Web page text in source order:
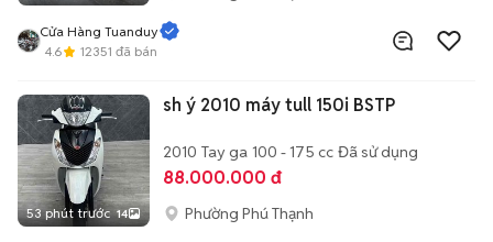
Cửa Hàng Tuanduy
4.6
12351 đã bán
53 phút trước 14
sh ý 2010 máy tull 150i BSTP
2010 Tay ga 100 - 175 cc Đã sử dụng
88.000.000 đ
Phường Phú Thạnh